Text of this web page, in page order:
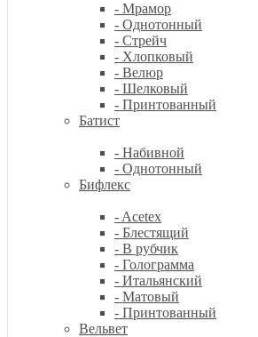
- Мрамор
- Однотонный
- Стрейч
- Хлопковый
- Велюр
- Шелковый
- Принтованный
Батист
- Набивной
- Однотонный
Бифлекс
- Acetex
- Блестящий
- В рубчик
- Голограмма
- Итальянский
- Матовый
- Принтованный
Вельвет